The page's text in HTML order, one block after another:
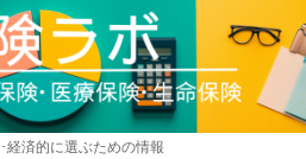
経済的に選ぶための情報